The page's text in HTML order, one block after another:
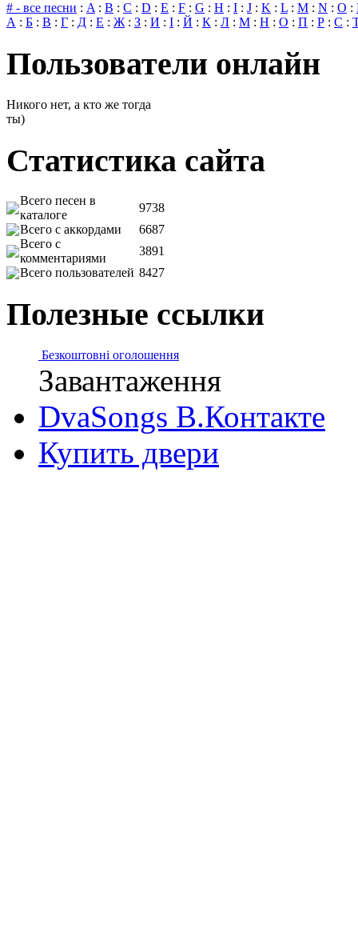
# - все песни : A: B : C : D : E : F : G : H : I : J : K : L : M : N : O :
А : Б : В : Г : Д : Е : Ж: З : И : І : Й : К : Л : М : Н : О : П : Р : С :
Пользователи онлайн
Никого нет, а кто же тогда
ты)
Статистика сайта
Всего песен в
каталоге
9738
Всего с аккордами
6687
Всего с
комментариями
3891
Всего пользователей 8427
Полезные ссылки
Безкоштовні оголошення
Завантаження
DvaSongs В.Контакте
Купить двери